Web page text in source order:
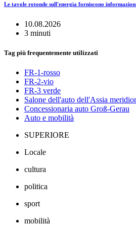
Le tavole rotonde sull'energia forniscono
10.08.2026
3 minuti
Tag più frequentemente utilizzati
FR-1-rosso
FR-2-vio
FR-3 verde
Salone dell'auto dell'Assia
Concessionaria auto Groß-Gerau
Auto e mobilità
SUPERIORE
Locale
cultura
politica
sport
mobilità